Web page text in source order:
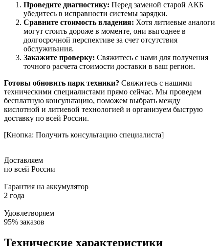
Проведите диагностику: Перед заменой старой АКБ
убедитесь в исправности системы зарядки.
Сравните стоимость владения: Хотя литиевые аналоги
могут стоить дороже в моменте, они выгоднее в
долгосрочной перспективе за счет отсутствия
обслуживания.
Закажите проверку: Свяжитесь с нами для получения
точного расчета стоимости доставки в ваш регион.
Готовы обновить парк техники? Свяжитесь с нашими
техническими специалистами прямо сейчас. Мы проведем
бесплатную консультацию, поможем выбрать между
кислотной и литиевой технологией и организуем быструю
доставку по всей России.
[Кнопка: Получить консультацию специалиста]
Доставляем
по всей России
Гарантия на аккумулятор
2 года
Удовлетворяем
95% заказов
Технические характеристики